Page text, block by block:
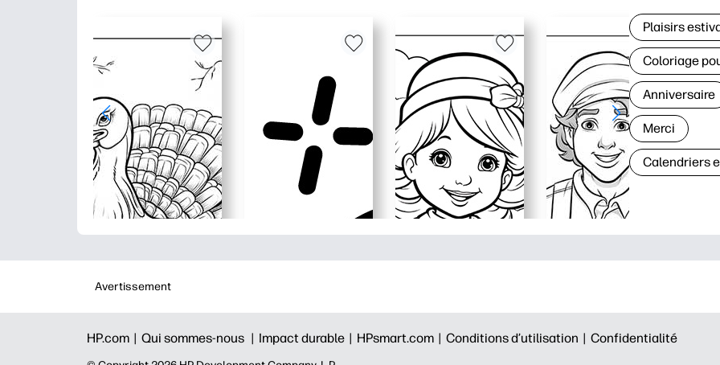
Plaisirs
Coloriage
Anniversaire
Merci
Calendriers
Avertissement
HP.com | Qui sommes-nous | Impact durable | HPsmart.com | Conditions d’utilisation | Confidentialité